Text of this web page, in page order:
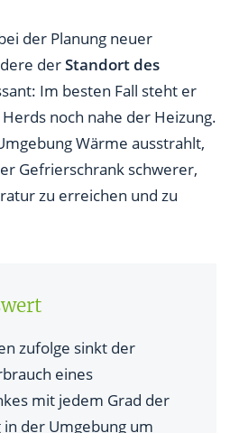
der Planung neuer
derStandort des
Im besten Fall steht er
noch nahe der Heizung.
Wärme ausstrahlt,
Gefrierschrank schwerer,
zu erreichen und zu
zufolge sinkt der
eines
mit jedem Grad der
der Umgebung um